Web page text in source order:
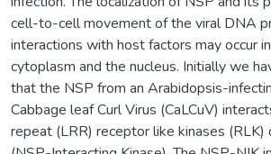
cell-to-cell movement of the viral DNA
interactions with host factors may occur
cytoplasm and the nucleus. Initially we
that the NSP from an Arabidopsis-
Cabbage leaf Curl Virus (CaLCuV)
repeat (LRR) receptor like kinases (RLK)